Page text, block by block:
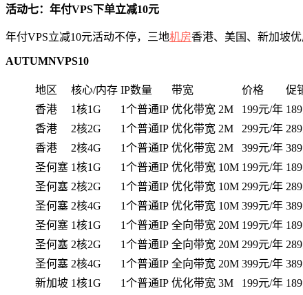
活动七：年付VPS下单立减10元
年付VPS立减10元活动不停，三地机房香港、美国、新加坡优
AUTUMNVPS10
地区 核心/内存 IP数量 带宽 价格 促
香港
1核1G 1个普通IP 优化带宽 2M 199元/年
香港
2核2G 1个普通IP 优化带宽 2M 299元/年
香港
2核4G 1个普通IP 优化带宽 2M 399元/年
圣何塞 1核1G 1个普通IP 优化带宽 10M 199元/年
圣何塞 2核2G 1个普通IP 优化带宽 10M 299元/年
圣何塞 2核4G 1个普通IP 优化带宽 10M 399元/年
圣何塞 1核1G 1个普通IP 全向带宽 20M 199元/年
圣何塞 2核2G 1个普通IP 全向带宽 20M 299元/年
圣何塞 2核4G 1个普通IP 全向带宽 20M 399元/年
新加坡 1核1G 1个普通IP 优化带宽 3M 199元/年